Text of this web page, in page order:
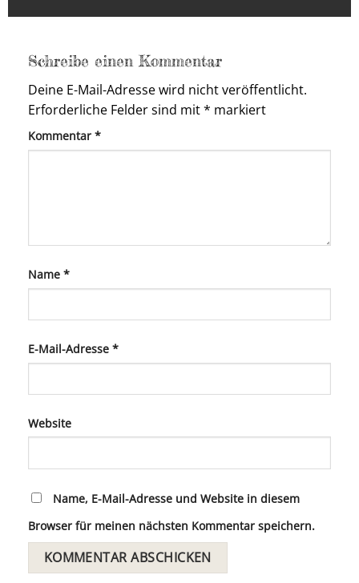
Schreibe einen Kommentar
Deine E-Mail-Adresse wird nicht veröffentlicht.
Erforderliche Felder sind mit* markiert
Kommentar *
Name *
E-Mail-Adresse *
Website
Name, E-Mail-Adresse und Website in diesem
Browser für meinen nächsten Kommentar speichern.